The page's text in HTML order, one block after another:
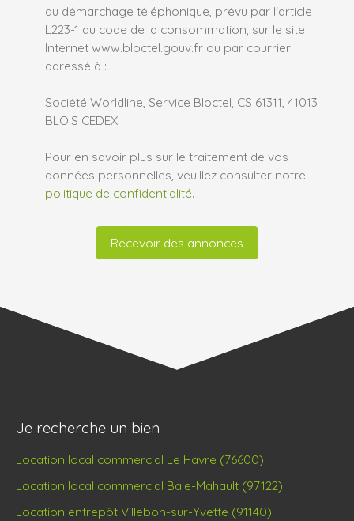
au démarchage téléphonique, prévu par l'article
L223-1 du code de la consommation, sur le site
Internet www.bloctel.gouv.fr ou par courrier
adressé à :
Société Worldline, Service Bloctel, CS 61311, 41013
BLOIS CEDEX.
Pour en savoir plus sur le traitement de vos
données personnelles, veuillez consulter notre
politique de confidentialité.
Recevoir des annonces
Je recherche un bien
Location local commercial Le Havre (76600)
Location local commercial Baie-Mahault (97122)
Location entrepôt Villebon-sur-Yvette (91140)